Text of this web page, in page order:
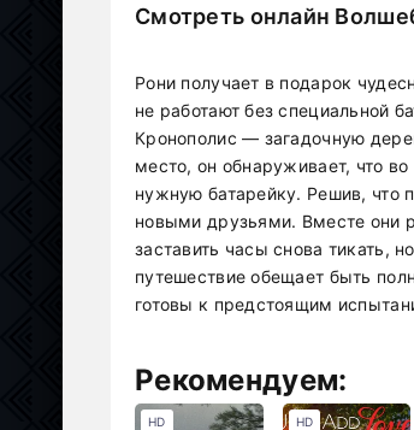
Смотреть онлайн
Рони получает в подарок
не работают без специальной
Кронополис — загадочную
место, он обнаруживает, что
нужную батарейку. Решив, что
новыми друзьями. Вместе они
заставить часы снова тикать,
путешествие обещает быть
готовы к предстоящим
Рекомендуем:
HD HD